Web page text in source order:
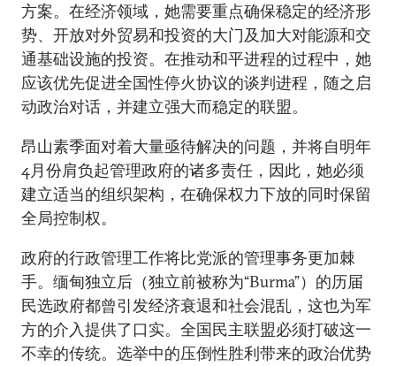
方案。在经济领域，她需要重点确保稳定的经济形
势、开放对外贸易和投资的大门及加大对能源和交
通基础设施的投资。在推动和平进程的过程中，她
应该优先促进全国性停火协议的谈判进程，随之启
动政治对话，并建立强大而稳定的联盟。
昂山素季面对着大量亟待解决的问题，并将自明年
4月份肩负起管理政府的诸多责任，因此，她必须
建立适当的组织架构，在确保权力下放的同时保留
全局控制权。
政府的行政管理工作将比党派的管理事务更加棘
手。缅甸独立后（独立前被称为“Burma”）的历届
民选政府都曾引发经济衰退和社会混乱，这也为军
方的介入提供了口实。全国民主联盟必须打破这一
不幸的传统。选举中的压倒性胜利带来的政治优势